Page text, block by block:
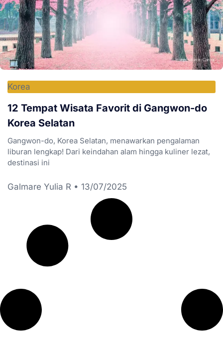
Korea
12 Tempat Wisata Favorit di Gangwon-do
Korea Selatan
Gangwon-do, Korea Selatan, menawarkan pengalaman
liburan lengkap! Dari keindahan alam hingga kuliner lezat,
destinasi ini
Galmare Yulia R 13/07/2025